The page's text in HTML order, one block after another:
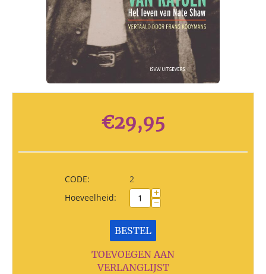
€29,95
CODE:
2
Hoeveelheid:
+
−
BESTEL
TOEVOEGEN AAN
VERLANGLIJST